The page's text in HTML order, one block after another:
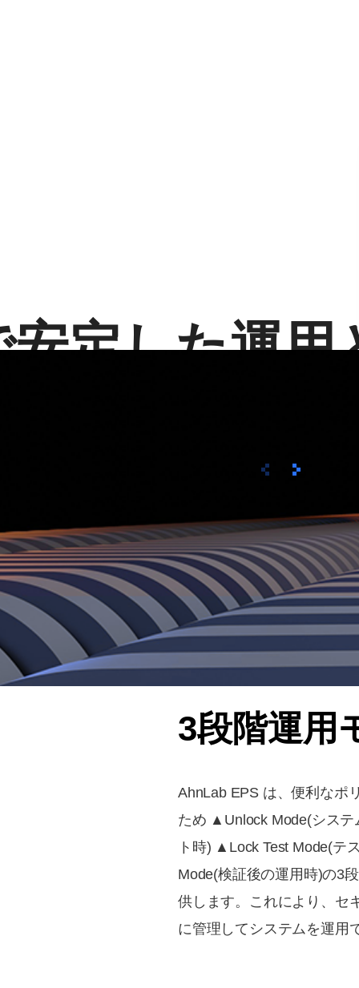
이전 次へ
安定した運用
3段階運用
AhnLab EPS は、便利なポ
ため ▲Unlock Mode(システ
ト時) ▲Lock Test Mode(テ
Mode(検証後の運用時)の3
供します。これにより、セ
に管理してシステムを運用